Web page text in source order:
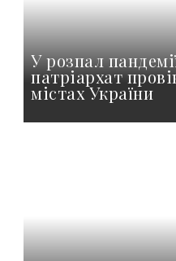
У розпал
патріархат
містах України